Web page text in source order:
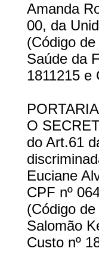
Amanda
00, da
(Código
Saúde da
1811215 e
O
do Art.61
Euciane
CPF nº
(Código
Salomão
Custo nº